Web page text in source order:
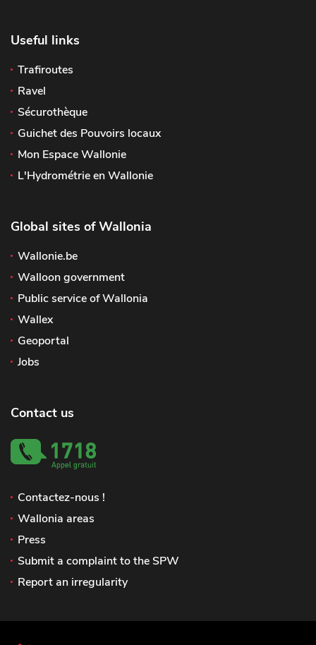
Useful links
Trafiroutes
Ravel
Sécurothèque
Guichet des Pouvoirs locaux
Mon Espace Wallonie
L'Hydrométrie en Wallonie
Global sites of Wallonia
Wallonie.be
Walloon government
Public service of Wallonia
Wallex
Geoportal
Jobs
Contact us
Contactez-nous !
Wallonia areas
Press
Submit a complaint to the SPW
Report an irregularity